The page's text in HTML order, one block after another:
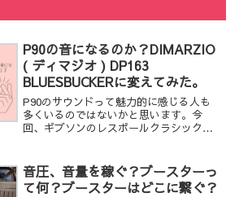
P90の音になるのか？DIMARZIO
( ディマジオ ) DP163
BLUESBUCKERに変えてみた。
P90のサウンドって魅力的に感じる人も
多くいるのではないかと思います。今
回、ギブソンのレスポールクラシックを
ったのでハムバッカーサイズでP90のサ
ウンドを出せる機種を選...
音圧、音量を稼ぐ？ブースターっ
て何？ブースターはどこに繋ぐ？